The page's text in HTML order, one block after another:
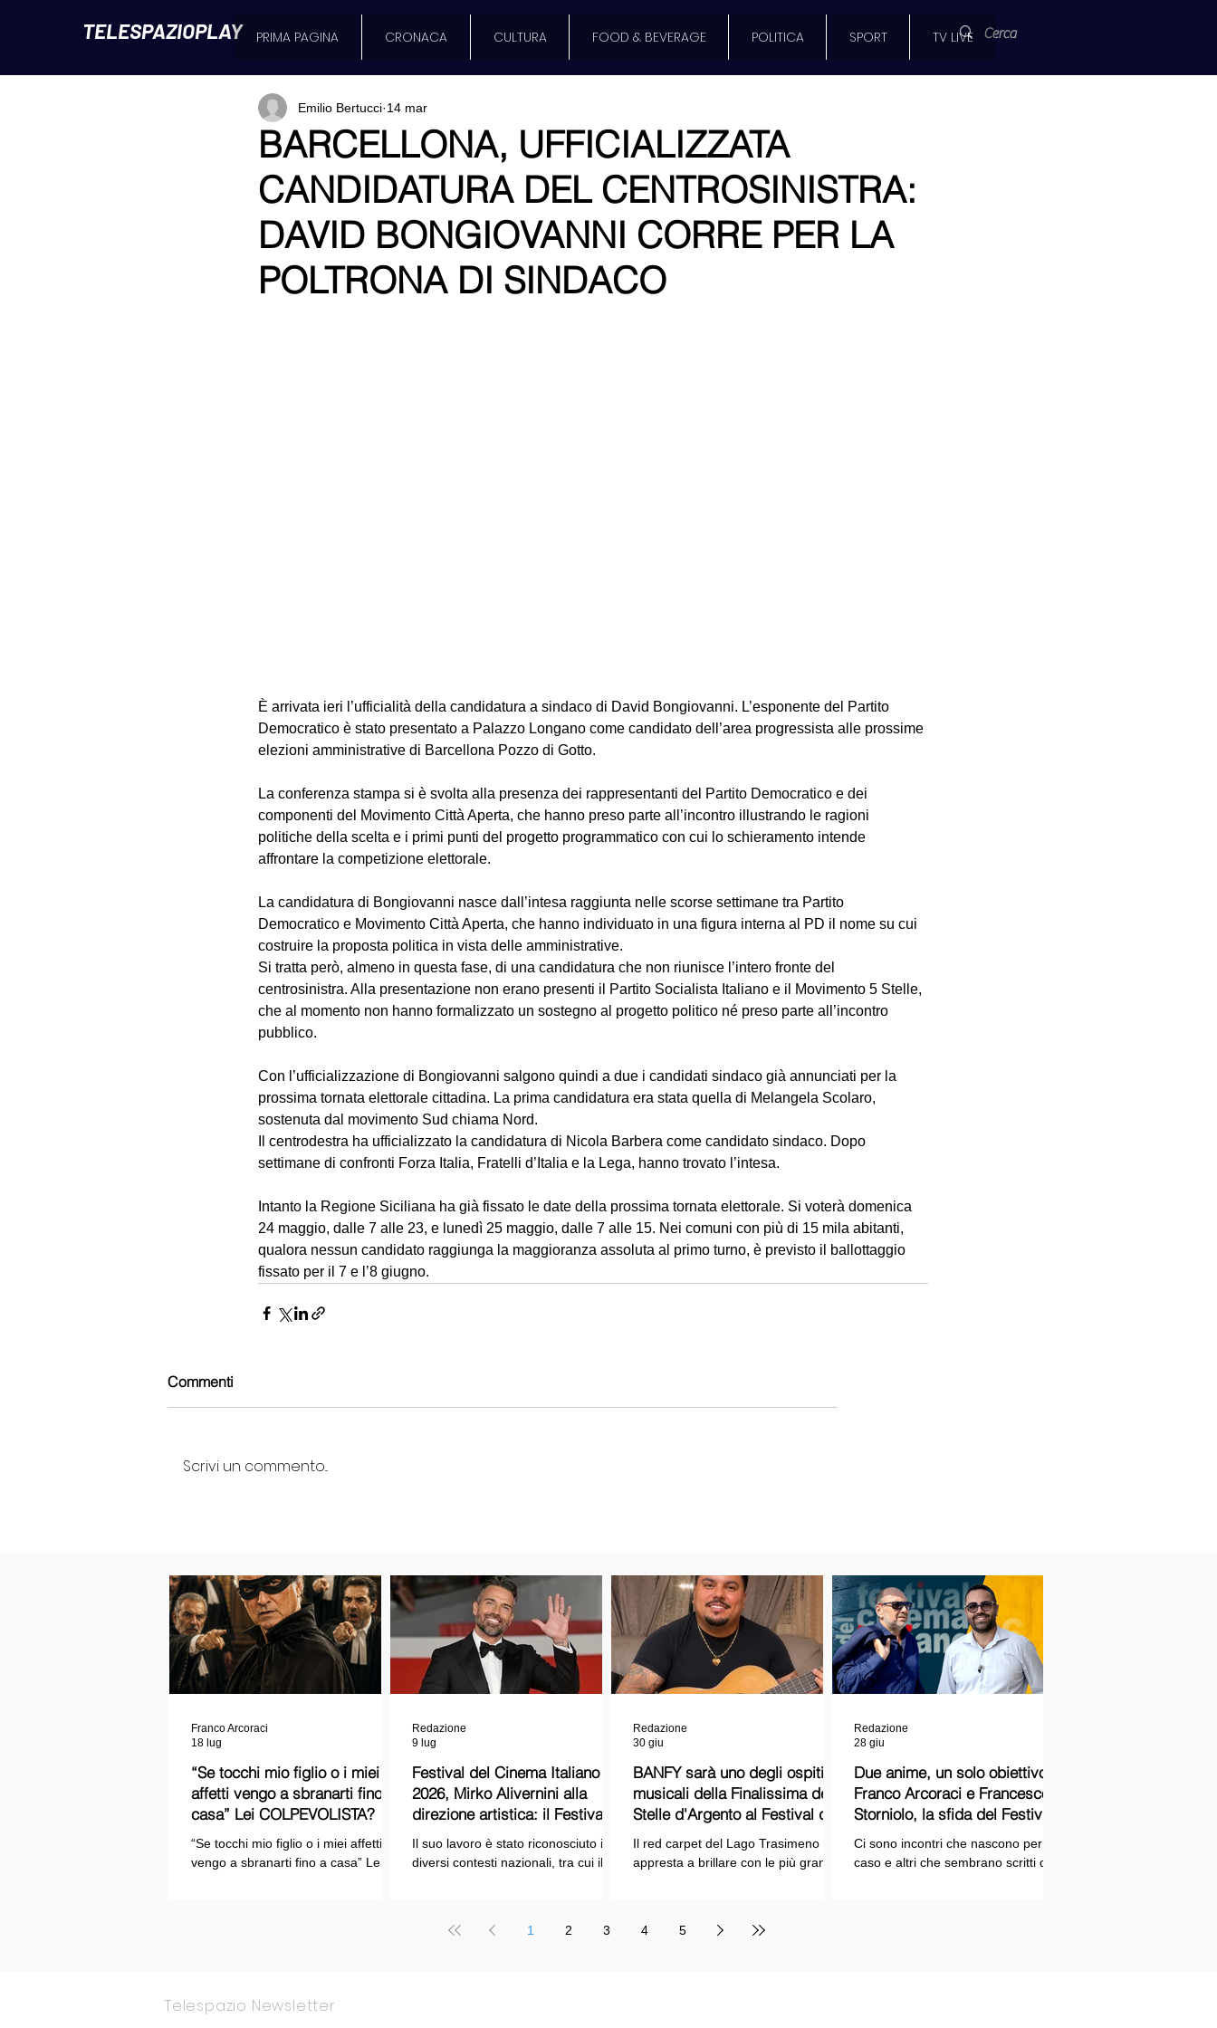
TELESPAZIOPLAY PRIMA PAGINA CRONACA CULTURA FOOD & BEVERAGE POLITICA SPORT TV LIVE
BARCELLONA, UFFICIALIZZATA
CANDIDATURA DEL CENTROSINISTRA:
DAVID BONGIOVANNI CORRE PER LA
POLTRONA DI SINDACO
Emilio Bertucci 14 mar
È arrivata ieri l’ufficialità della candidatura a sindaco di David Bongiovanni. L’esponente del Partito
Democratico è stato presentato a Palazzo Longano come candidato dell’area progressista alle prossime
elezioni amministrative di Barcellona Pozzo di Gotto.
La conferenza stampa si è svolta alla presenza dei rappresentanti del Partito Democratico e dei
componenti del Movimento Città Aperta, che hanno preso parte all’incontro illustrando le ragioni
politiche della scelta e i primi punti del progetto programmatico con cui lo schieramento intende
affrontare la competizione elettorale.
La candidatura di Bongiovanni nasce dall’intesa raggiunta nelle scorse settimane tra Partito
Democratico e Movimento Città Aperta, che hanno individuato in una figura interna al PD il nome su cui
costruire la proposta politica in vista delle amministrative.
Si tratta però, almeno in questa fase, di una candidatura che non riunisce l’intero fronte del
centrosinistra. Alla presentazione non erano presenti il Partito Socialista Italiano e il Movimento 5 Stelle,
che al momento non hanno formalizzato un sostegno al progetto politico né preso parte all’incontro
pubblico.
Con l’ufficializzazione di Bongiovanni salgono quindi a due i candidati sindaco già annunciati per la
prossima tornata elettorale cittadina. La prima candidatura era stata quella di Melangela Scolaro,
sostenuta dal movimento Sud chiama Nord.
Il centrodestra ha ufficializzato la candidatura di Nicola Barbera come candidato sindaco. Dopo
settimane di confronti Forza Italia, Fratelli d’Italia e la Lega, hanno trovato l’intesa.
Intanto la Regione Siciliana ha già fissato le date della prossima tornata elettorale. Si voterà domenica
24 maggio, dalle 7 alle 23, e lunedì 25 maggio, dalle 7 alle 15. Nei comuni con più di 15 mila abitanti,
qualora nessun candidato raggiunga la maggioranza assoluta al primo turno, è previsto il ballottaggio
fissato per il 7 e l’8 giugno.
Commenti
Scrivi un commento...
“Se tocchi mio figlio o i miei
affetti vengo a sbranarti fino a
casa” Lei COLPEVOLISTA? Ma
mi faccia il piacere...
“Se tocchi mio figlio o i miei affetti
vengo a sbranarti fino a casa” Lei
Franco Arcoraci
18 lug
Festival del Cinema Italiano
2026, Mirko Alivernini alla
direzione artistica: il Festival
punta sul dialogo tra tradizione
e nuove tecnologie
Il suo lavoro è stato riconosciuto in
diversi contesti nazionali, tra cui il
Internazionale d'Arte
Redazione
9 lug
BANFY sarà uno degli ospiti
musicali della Finalissima delle
Stelle d'Argento al Festival del
Cinema Italiano 2026!
Il red carpet del Lago Trasimeno si
appresta a brillare con le più grandi
Cinema Italiano 2026 – guidata dal
Redazione
30 giu
Due anime, un solo obiettivo:
Franco Arcoraci e Francesco
Storniolo, la sfida del Festival
del Cinema Italiano sul Lago
Trasimeno
Ci sono incontri che nascono per
caso e altri che sembrano scritti dal
Redazione
28 giu
1 2 3 4 5
Telespazio Newsletter